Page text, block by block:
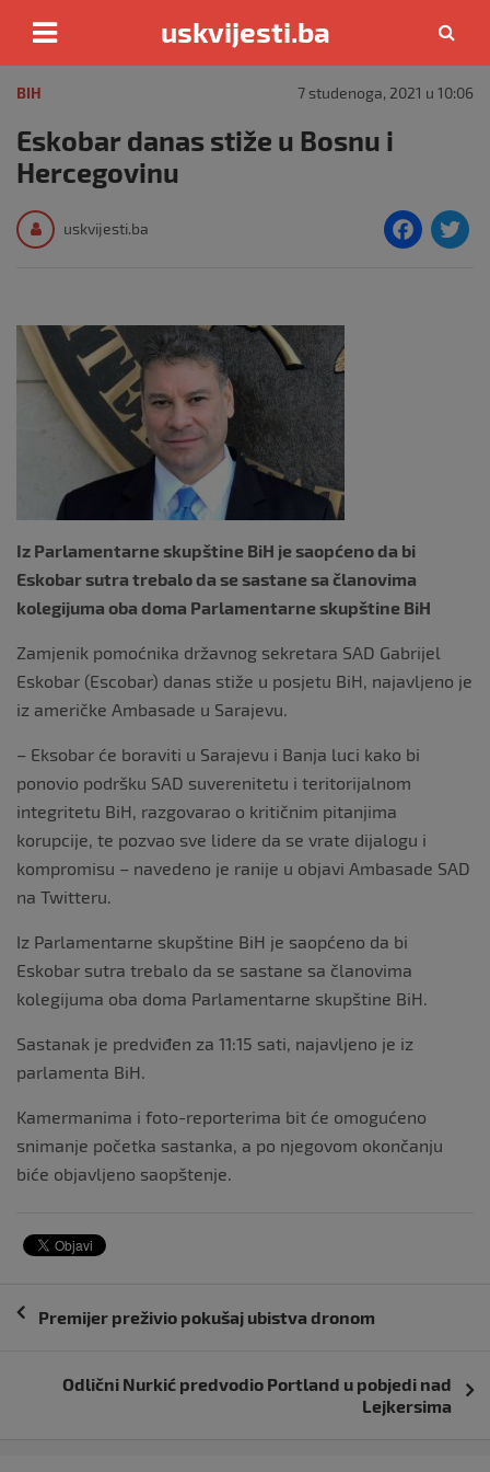
content
uskvijesti.ba
BIH 7 studenoga, 2021 u 10:06
Eskobar danas stiže u Bosnu i
Hercegovinu
uskvijesti.ba
F
Iz Parlamentarne skupštine BiH je saopćeno da bi
Eskobar sutra trebalo da se sastane sa članovima
kolegijuma oba doma Parlamentarne skupštine BiH
Zamjenik pomoćnika državnog sekretara SAD Gabrijel
Eskobar (Escobar) danas stiže u posjetu BiH, najavljeno je
iz američke Ambasade u Sarajevu.
– Eksobar će boraviti u Sarajevu i Banja luci kako bi
ponovio podršku SAD suverenitetu i teritorijalnom
integritetu BiH, razgovarao o kritičnim pitanjima
korupcije, te pozvao sve lidere da se vrate dijalogu i
kompromisu – navedeno je ranije u objavi Ambasade SAD
na Twitteru.
Iz Parlamentarne skupštine BiH je saopćeno da bi
Eskobar sutra trebalo da se sastane sa članovima
kolegijuma oba doma Parlamentarne skupštine BiH.
Sastanak je predviđen za 11:15 sati, najavljeno je iz
parlamenta BiH.
Kamermanima i foto-reporterima bit će omogućeno
snimanje početka sastanka, a po njegovom okončanju
biće objavljeno saopštenje.
Navigacija
Premijer preživio pokušaj ubistva dronom
Odlični Nurkić predvodio Portland u pobjedi nad
Lejkersima